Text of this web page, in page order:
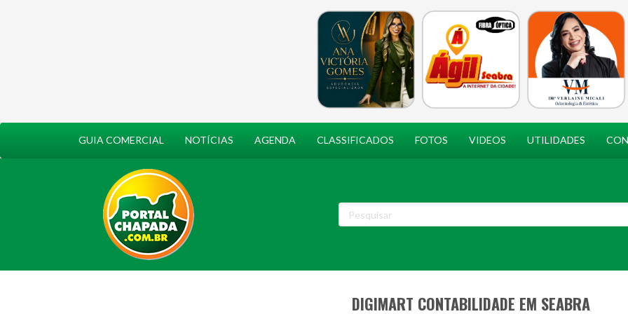
GUIA COMERCIAL NOTÍCIAS AGENDA CLASSIFICADOS FOTOS VIDEOS UTILIDADES
DIGIMART CONTABILIDADE EM SEABRA